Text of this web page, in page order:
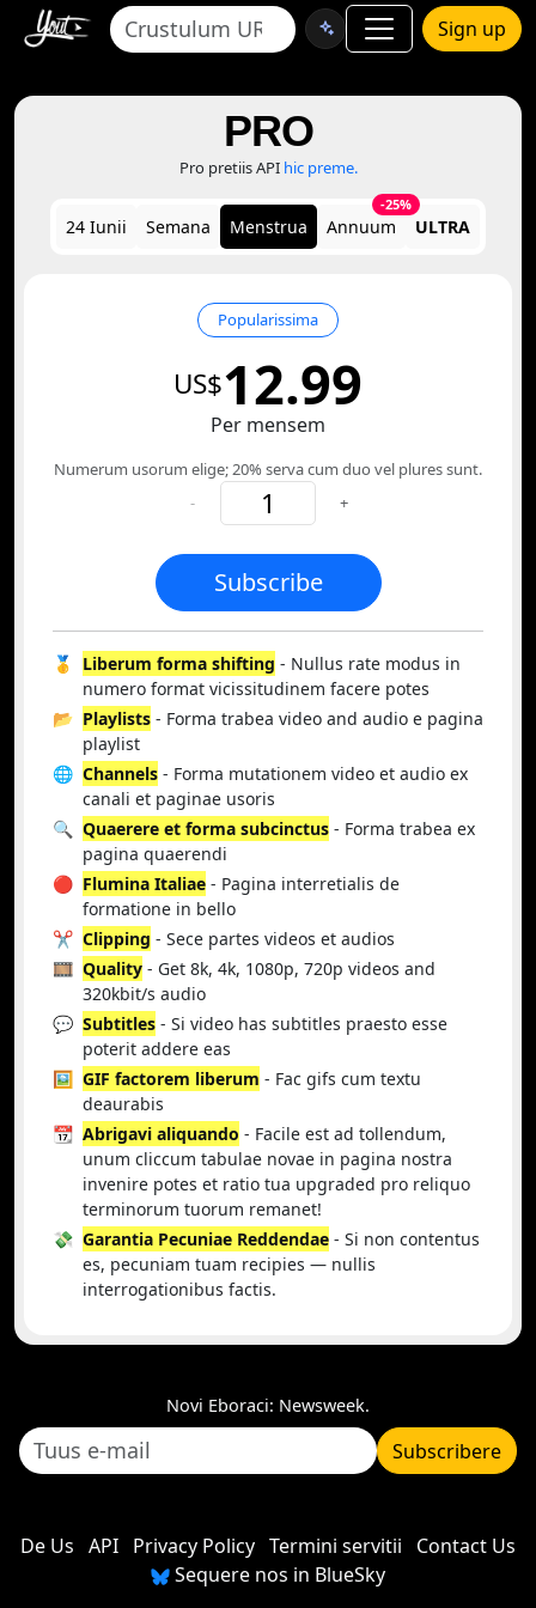
Sign up
PRO
Pro pretiis API hic preme.
24 Iunii Semana Menstrua Annuum
-25%
ULTRA
Popularissima
US$12.99
Per mensem
Numerum usorum elige; 20% serva cum duo vel plures sunt.
-
+
Subscribe
🥇 Liberum forma shifting - Nullus rate modus in
numero format vicissitudinem facere potes
📂 Playlists - Forma trabea video and audio e pagina
playlist
🌐 Channels - Forma mutationem video et audio ex
canali et paginae usoris
🔍 Quaerere et forma subcinctus - Forma trabea ex
pagina quaerendi
🔴 Flumina Italiae - Pagina interretialis de
formatione in bello
✂️ Clipping - Sece partes videos et audios
🎞️ Quality - Get 8k, 4k, 1080p, 720p videos and
320kbit/s audio
💬 Subtitles - Si video has subtitles praesto esse
poterit addere eas
🖼️ GIF factorem liberum - Fac gifs cum textu
deaurabis
📆 Abrigavi aliquando - Facile est ad tollendum,
unum cliccum tabulae novae in pagina nostra
invenire potes et ratio tua upgraded pro reliquo
terminorum tuorum remanet!
💸 Garantia Pecuniae Reddendae - Si non contentus
es, pecuniam tuam recipies — nullis
interrogationibus factis.
Novi Eboraci: Newsweek.
Subscribere
De Us API Privacy Policy Termini servitii
Contact Us
Sequere nos in BlueSky